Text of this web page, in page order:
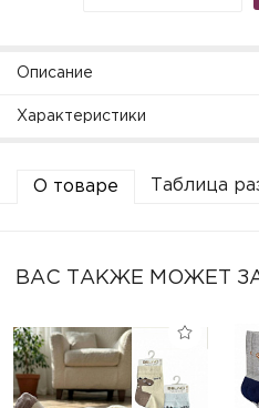
Описание
Характеристики
О товаре Таблица
ВАС ТАКЖЕ МОЖЕТ